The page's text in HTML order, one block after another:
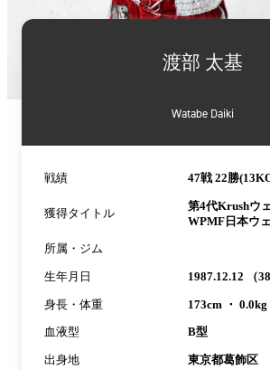
渡部 太基
Watabe Daiki
戦績 47戦 22勝
獲得タイトル
第4代Krushウ
WPMF日本ウ
所属・ジム
生年月日 1987.12.12 （38
身長・体重 173cm ・ 0.0kg
血液型 B型
出身地 東京都葛飾区